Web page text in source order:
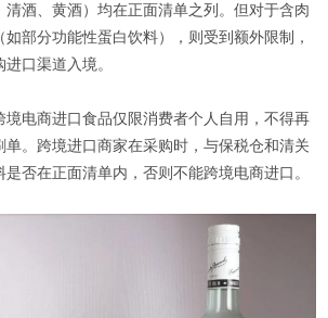
清酒、黄酒）均在正面清单之列。但对于含肉
部分功能性蛋白饮料），则受到额外限制，
口渠道入境。
境电商进口食品仅限消费者个人自用，不得再
单。跨境进口商家在采购时，与保税仓和清关
否在正面清单内，否则不能跨境电商进口。